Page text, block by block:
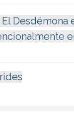
El Desdémona